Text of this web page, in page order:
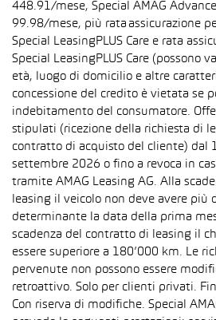
448.91/mese, Special AMAG
99.98/mese, più rata assicurazione
Special LeasingPLUS Care e rata
Special LeasingPLUS Care (possono
età, luogo di domicilio e altre
concessione del credito è vietata se
indebitamento del consumatore.
stipulati (ricezione della richiesta di
contratto di acquisto del cliente) dal
settembre 2026 o fino a revoca in
tramite AMAG Leasing AG. Alla
leasing il veicolo non deve avere più
determinante la data della prima
scadenza del contratto di leasing il
essere superiore a 180’000 km. Le
pervenute non possono essere
retroattivo. Solo per clienti privati.
Con riserva di modifiche. Special